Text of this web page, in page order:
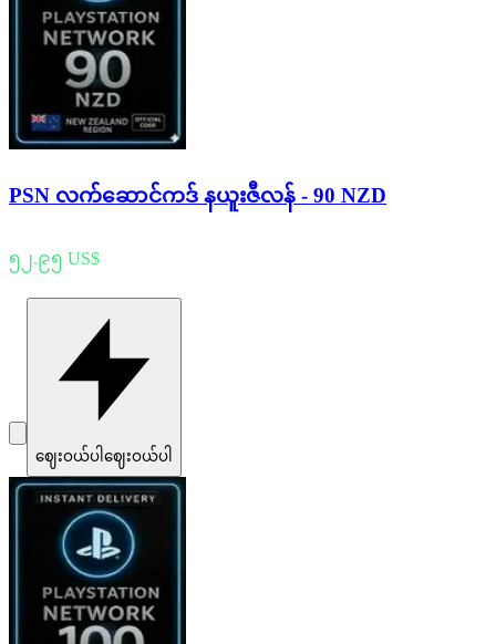
PSN လက်ဆောင်ကဒ် နယူးဇီလန် - 90 NZD
၅၂.၉၅ US$
ဈေးဝယ်ပါ ဈေးဝယ်ပါ